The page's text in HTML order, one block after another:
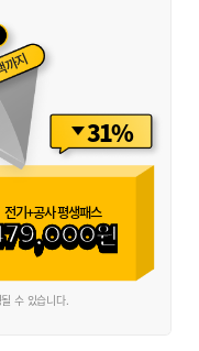
지
31%
전기+공사 평생패스
원
수 있습니다.